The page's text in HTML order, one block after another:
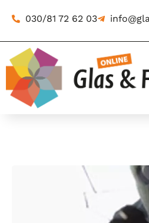
030/81 72 62 03